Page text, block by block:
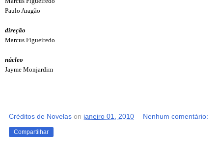
Paulo Aragão
direção
Marcus Figueiredo
núcleo
Jayme Monjardim
Créditos de Novelas on janeiro 01, 2010 Nenhum comentário:
Compartilhar